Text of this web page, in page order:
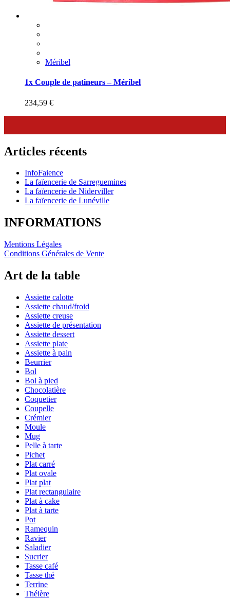
Méribel
1x Couple de patineurs – Méribel
234,59 €
Articles récents
InfoFaience
La faïencerie de Sarreguemines
La faïencerie de Niderviller
La faïencerie de Lunéville
INFORMATIONS
Mentions Légales
Conditions Générales de Vente
Art de la table
Assiette calotte
Assiette chaud/froid
Assiette creuse
Assiette de présentation
Assiette dessert
Assiette plate
Assiette à pain
Beurrier
Bol
Bol à pied
Chocolatière
Coquetier
Coupelle
Crémier
Moule
Mug
Pelle à tarte
Pichet
Plat carré
Plat ovale
Plat plat
Plat rectangulaire
Plat à cake
Plat à tarte
Pot
Ramequin
Ravier
Saladier
Sucrier
Tasse café
Tasse thé
Terrine
Théière